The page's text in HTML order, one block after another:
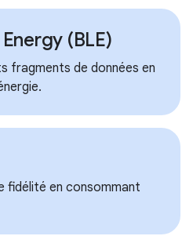
(BLE)
fragments de données en
fidélité en consommant